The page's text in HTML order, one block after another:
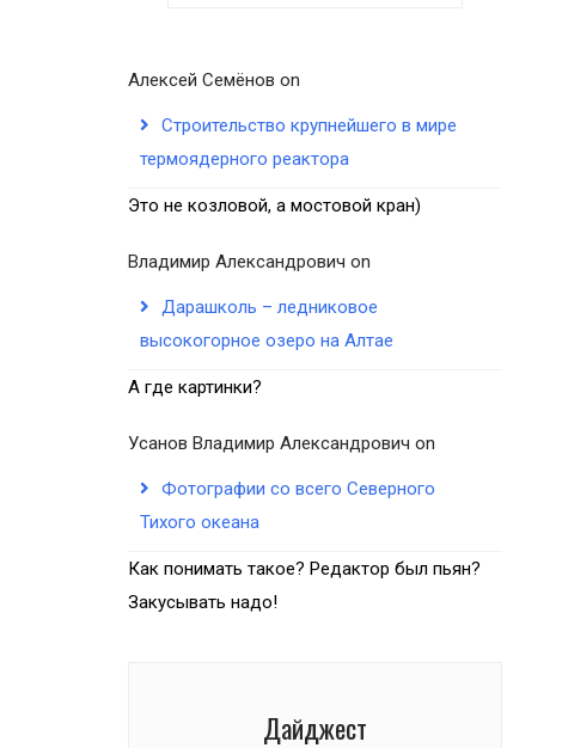
Алексей Семёнов on
Строительство крупнейшего в мире
термоядерного реактора
Это не козловой, а мостовой кран)
Владимир Александрович on
Дарашколь – ледниковое
высокогорное озеро на Алтае
А где картинки?
Усанов Владимир Александрович on
Фотографии со всего Северного
Тихого океана
Как понимать такое? Редактор был пьян?
Закусывать надо!
Дайджест